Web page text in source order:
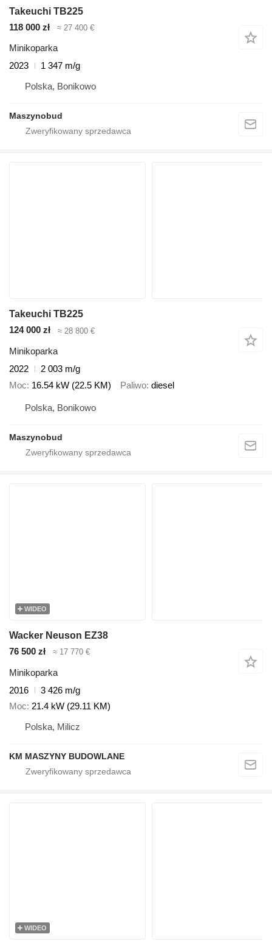
Takeuchi TB225
118 000 zł
≈ 27 400 €
Minikoparka
2023
1 347 m/g
Polska, Bonikowo
Maszynobud
Takeuchi TB225
124 000 zł
≈ 28 800 €
Minikoparka
2022
2 003 m/g
Moc 16.54 kW (22.5 KM) Paliwo diesel
Polska, Bonikowo
Maszynobud
WIDEO
Wacker Neuson EZ38
76 500 zł
≈ 17 770 €
Minikoparka
2016
3 426 m/g
Moc 21.4 kW (29.11 KM)
Polska, Milicz
KM MASZYNY BUDOWLANE
WIDEO